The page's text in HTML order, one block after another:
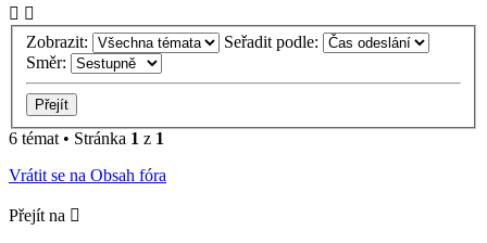
Zobrazit:
Seřadit podle:
Směr:
6 témat • Stránka 1 z 1
Vrátit se na Obsah fóra
Přejít na